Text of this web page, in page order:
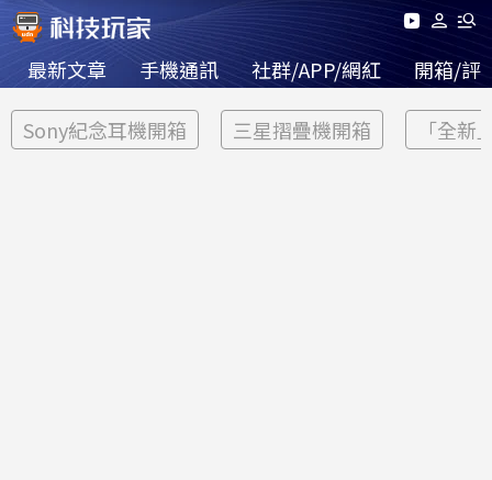
最新文章 手機通訊 社群/APP/網紅 開箱/評
Sony紀念耳機開箱 三星摺疊機開箱 「全新